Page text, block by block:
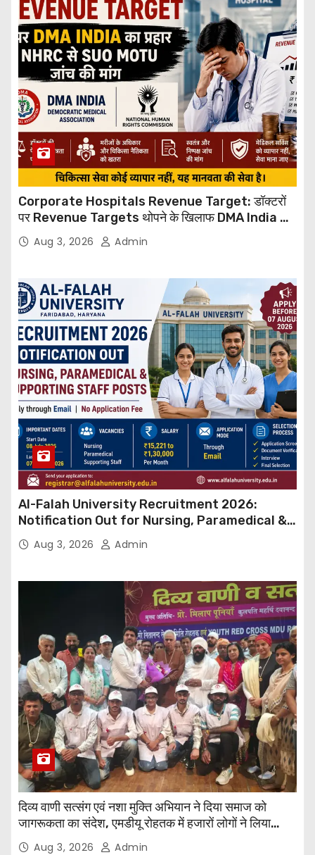
Corporate Hospitals Revenue Target: डॉक्टरों
पर Revenue Targets थोपने के खिलाफ DMA India का
बड़ा कदम, NHRC से Suo Motu जांच की मांग
Aug 3, 2026 Admin
Al-Falah University Recruitment 2026:
Notification Out for Nursing, Paramedical &
Supporting Staff Posts, Apply Through Email
Aug 3, 2026 Admin
दिव्य वाणी सत्संग एवं नशा मुक्ति अभियान ने दिया समाज को
जागरूकता का संदेश, एमडीयू रोहतक में हजारों लोगों ने लिया
संकल्पAug 3, 2026 Admin